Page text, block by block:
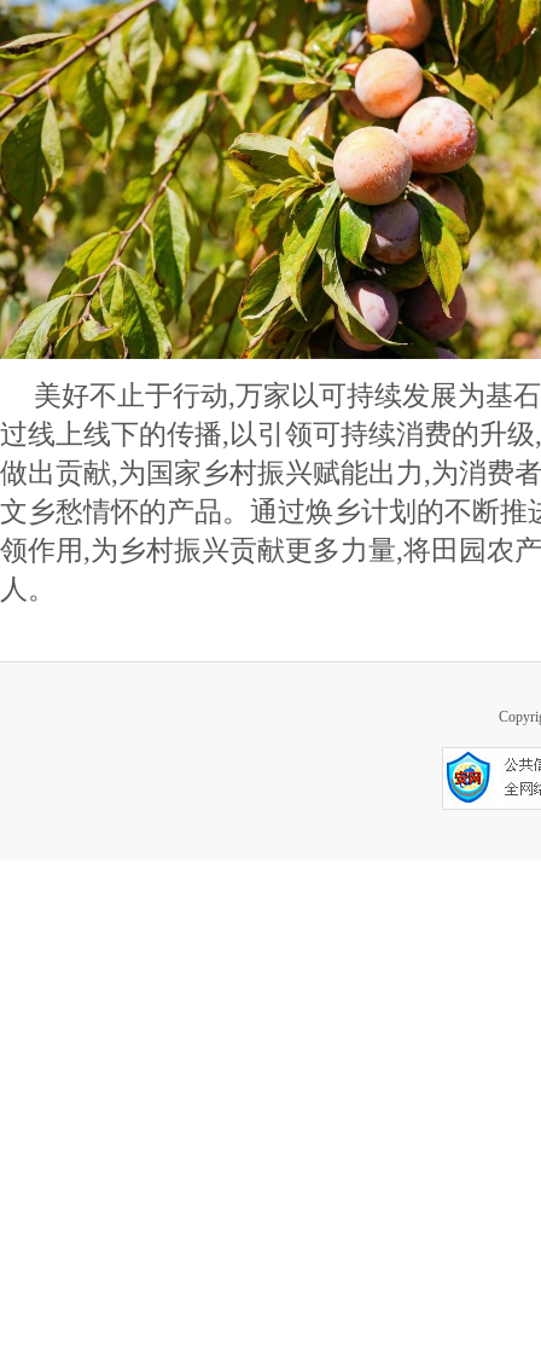
美好不止于行动,万家以可持续发展为基
过线上线下的传播,以引领可持续消费的升
做出贡献,为国家乡村振兴赋能出力,为消费
文乡愁情怀的产品。通过焕乡计划的不断推
领作用,为乡村振兴贡献更多力量,将田园农
人。